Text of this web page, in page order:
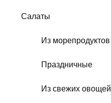
Салаты
Из морепродуктов
Праздничные
Из свежих овощей